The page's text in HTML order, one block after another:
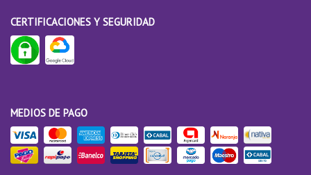
CERTIFICACIONES Y SEGURIDAD
MEDIOS DE PAGO